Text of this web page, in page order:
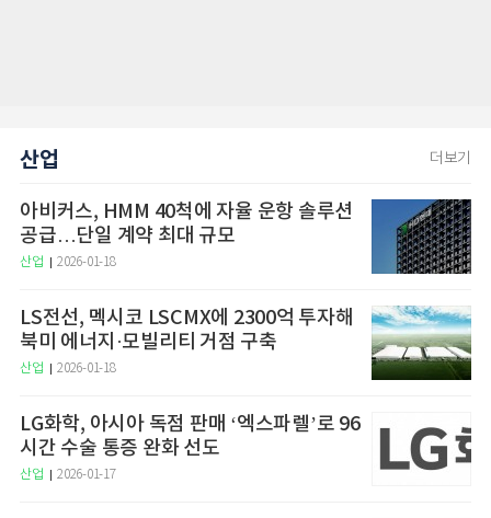
산업 더보기
아비커스, HMM 40척에 자율 운항 솔루션
공급…단일 계약 최대 규모
산업 2026-01-18
LS전선, 멕시코 LSCMX에 2300억 투자해
북미 에너지·모빌리티 거점 구축
산업 2026-01-18
LG화학, 아시아 독점 판매 ‘엑스파렐’로 96
시간 수술 통증 완화 선도
산업 2026-01-17